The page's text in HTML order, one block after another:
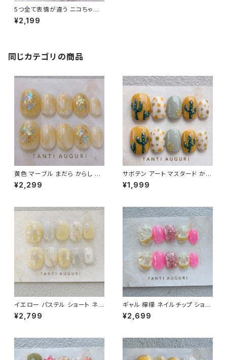
5つ全て表情が違う ニコちゃん
ベリーショートネイルチップ 黄
色 イエロー キャラネイル キャラ
¥2,199
同じカテゴリの商品
黄色 マーブル まだら からし 小
さい 爪 ネイルチップ ショート
ホログラム 金箔 春 夏 秋 デート
¥2,299
サボテン アート マスタード から
し メキシコ 西海岸 古着 コーデ
ネイルチップ 付け爪 立体 3D
¥1,999
イエロー パステル ショート ネイ
ルチップ 付け爪 檸檬 ゴールド
金 ニュアンス 20代 30代 40代
¥2,799
ギャル 檸檬 ネイルチップ ショー
ト ピンク色 派手 ギャルっぽい
キャバ嬢 チャラい 不真面目 通
¥2,699